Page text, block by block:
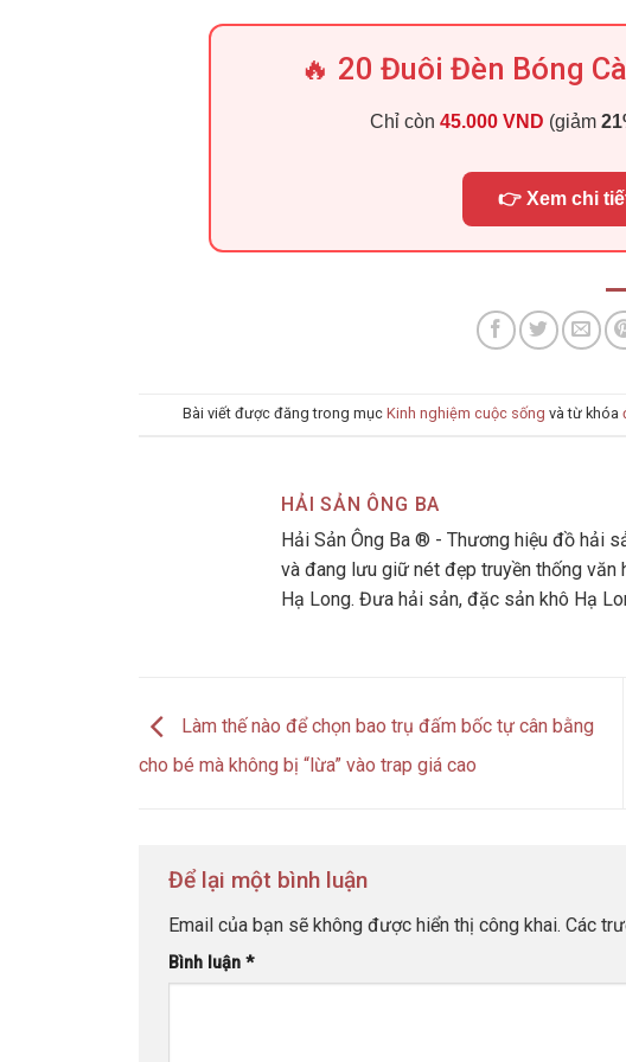
🔥 20 Đuôi Đèn Bóng
Chỉ còn 45.000 VND (giảm
👉 Xem chi
Bài viết được đăng trong mục Kinh nghiệm cuộc sống và từ khóa
HẢI SẢN ÔNG BA
Hải Sản Ông Ba ® - Thương hiệu đồ hải
và đang lưu giữ nét đẹp truyền thống văn
Hạ Long. Đưa hải sản, đặc sản khô Hạ
Làm thế nào để chọn bao trụ đấm bốc tự cân bằng
cho bé mà không bị “lừa” vào trap giá cao
Để lại một bình luận
Email của bạn sẽ không được hiển thị công khai. Các
Bình luận *